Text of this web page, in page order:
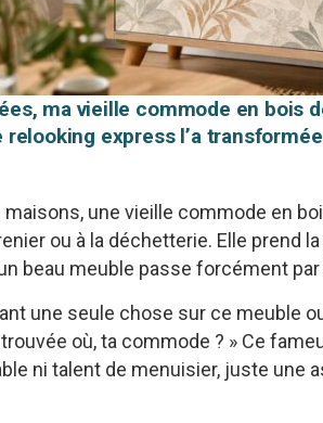
ma vieille commode en bois
relooking express l’a
une vieille commode en
ou à la déchetterie. Elle prend
beau meuble passe forcément
une seule chose sur ce meuble
trouvée où, ta commode ? » Ce
ni talent de menuisier, juste une